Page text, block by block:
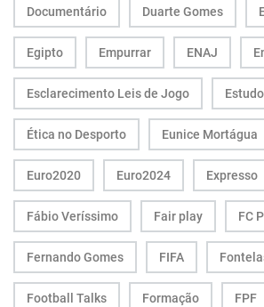
Documentário Duarte Gomes
Egipto Empurrar ENAJ
Esclarecimento Leis de Jogo Estudo
Ética no Desporto Eunice Mortágua
Euro2020 Euro2024 Expresso
Fábio Veríssimo Fair play FC
Fernando Gomes FIFA
Football Talks Formação FPF